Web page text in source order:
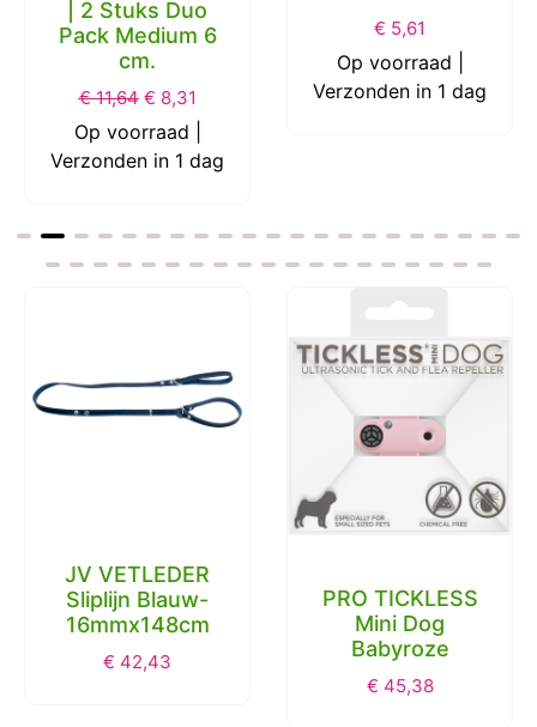
| 2 Stuks Duo
Pack Medium 6
cm.
€11,64 € 8,31
Op voorraad |
Verzonden in 1 dag
€ 5,61
Op voorraad |
Verzonden in 1 dag
JV VETLEDER
Sliplijn Blauw-
16mmx148cm
€ 42,43
PRO TICKLESS
Mini Dog
Babyroze
€ 45,38